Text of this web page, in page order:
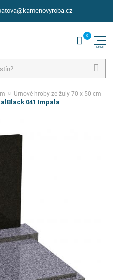
Urnové hroby ze žuly 70 x 50 cm
041 Impala